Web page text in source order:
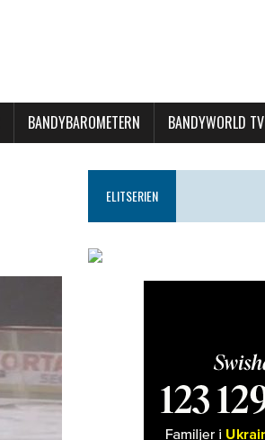
BANDYBAROMETERN BANDYWORLD TV
ELITSERIEN